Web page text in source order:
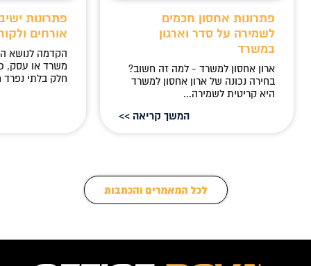
פתרונות אחסון חכמים
לשמירה על סדר וארגון
במשרד
ארון אחסון למשרד - למה זה חשוב?
בחירה נכונה של ארון אחסון למשרד
היא קריטית לשמירה...
המשך קריאה >>
פתרונות
אורחים
הקדמה לנושא
משרד או עסק,
חלק בלתי נפרד
לכל המאמרים והכתבות